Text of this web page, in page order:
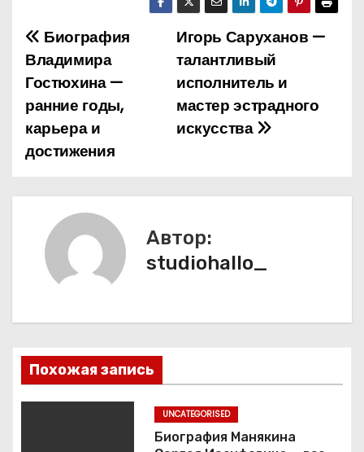
Н
а
в
и
я
п
о
Игорь Саруханов —
талантливый
исполнитель и
мастер эстрадного
искусства
Биография
Владимира
Гостюхина —
ранние годы,
карьера и
достижения
Автор:
studiohallo_
Похожая запись
UNCATEGORISED
Биография Манякина